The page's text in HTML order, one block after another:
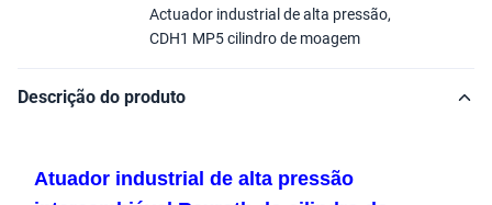
Actuador industrial de alta pressão,
CDH1 MP5 cilindro de moagem
Descrição do produto
Atuador industrial de alta pressão